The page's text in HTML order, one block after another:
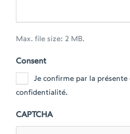
Max. file size: 2 MB.
Consent
Je confirme par la
confidentialité.
CAPTCHA